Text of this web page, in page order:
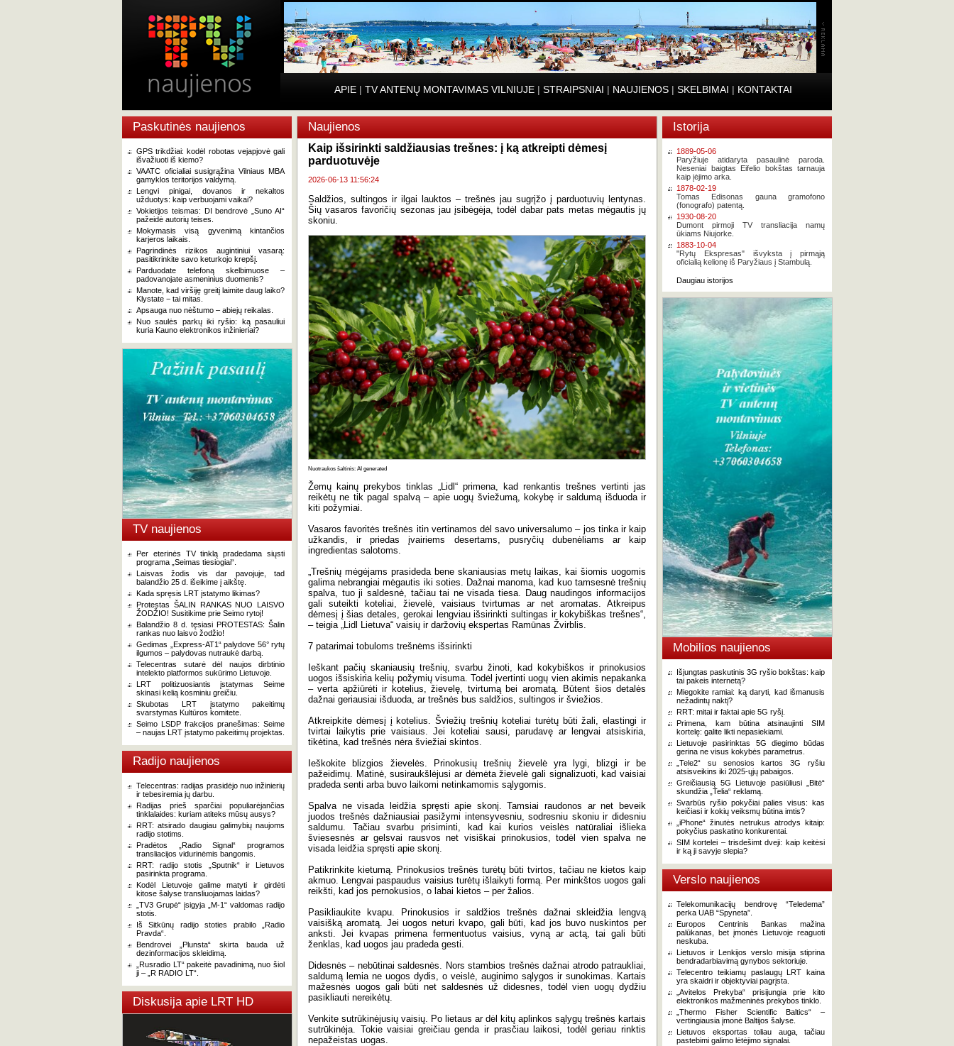
APIE | TV ANTENŲ MONTAVIMAS VILNIUJE | STRAIPSNIAI | NAUJIENOS | SKELBIMAI | KONTAKTAI
Paskutinės naujienos
GPS trikdžiai: kodėl robotas vejapjovė gali
išvažiuoti iš kiemo?
VAATC oficialiai susigrąžina Vilniaus MBA
gamyklos teritorijos valdymą.
Lengvi pinigai, dovanos ir nekaltos
užduotys: kaip verbuojami vaikai?
Vokietijos teismas: DI bendrovė „Suno AI“
pažeidė autorių teises.
Mokymasis visą gyvenimą kintančios
karjeros laikais.
Pagrindinės rizikos augintiniui vasarą:
pasitikrinkite savo keturkojo krepšį.
Parduodate telefoną skelbimuose –
padovanojate asmeninius duomenis?
Manote, kad viršiję greitį laimite daug laiko?
Klystate − tai mitas.
Apsauga nuo nėštumo – abiejų reikalas.
Nuo saulės parkų iki ryšio: ką pasauliui
kuria Kauno elektronikos inžinieriai?
TV naujienos
Per eterinės TV tinklą pradedama siųsti
programa „Seimas tiesiogiai“.
Laisvas žodis vis dar pavojuje, tad
balandžio 25 d. išeikime į aikštę.
Kada spręsis LRT įstatymo likimas?
Protestas ŠALIN RANKAS NUO LAISVO
ŽODŽIO! Susitikime prie Seimo rytoj!
Balandžio 8 d. tęsiasi PROTESTAS: Šalin
rankas nuo laisvo žodžio!
Gedimas „Express-AT1“ palydove 56° rytų
ilgumos – palydovas nutraukė darbą.
Telecentras sutarė dėl naujos dirbtinio
intelekto platformos sukūrimo Lietuvoje.
LRT politizuosiantis įstatymas Seime
skinasi kelią kosminiu greičiu.
Skubotas LRT įstatymo pakeitimų
svarstymas Kultūros komitete.
Seimo LSDP frakcijos pranešimas: Seime
– naujas LRT įstatymo pakeitimų projektas.
Radijo naujienos
Telecentras: radijas prasidėjo nuo inžinierių
ir tebesiremia jų darbu.
Radijas prieš sparčiai populiarėjančias
tinklalaides: kuriam atiteks mūsų ausys?
RRT: atsirado daugiau galimybių naujoms
radijo stotims.
Pradėtos „Radio Signal“ programos
transliacijos vidurinėmis bangomis.
RRT: radijo stotis „Sputnik“ ir Lietuvos
pasirinkta programa.
Kodėl Lietuvoje galime matyti ir girdėti
kitose šalyse transliuojamas laidas?
„TV3 Grupė“ įsigyja „M-1“ valdomas radijo
stotis.
Iš Sitkūnų radijo stoties prabilo „Radio
Pravda“.
Bendrovei „Plunsta“ skirta bauda už
dezinformacijos skleidimą.
„Rusradio LT“ pakeitė pavadinimą, nuo šiol
ji – „R RADIO LT“.
Diskusija apie LRT HD
Naujienos
Kaip išsirinkti saldžiausias trešnes: į ką atkreipti dėmesį
parduotuvėje
2026-06-13 11:56:24
Saldžios, sultingos ir ilgai lauktos – trešnės jau sugrįžo į parduotuvių lentynas.
Šių vasaros favoričių sezonas jau įsibėgėja, todėl dabar pats metas mėgautis jų
skoniu.
Nuotraukos šaltinis: AI generated
Žemų kainų prekybos tinklas „Lidl“ primena, kad renkantis trešnes vertinti jas
reikėtų ne tik pagal spalvą – apie uogų šviežumą, kokybę ir saldumą išduoda ir
kiti požymiai.
Vasaros favoritės trešnės itin vertinamos dėl savo universalumo – jos tinka ir kaip
užkandis, ir priedas įvairiems desertams, pusryčių dubenėliams ar kaip
ingredientas salotoms.
„Trešnių mėgėjams prasideda bene skaniausias metų laikas, kai šiomis uogomis
galima nebrangiai mėgautis iki soties. Dažnai manoma, kad kuo tamsesnė trešnių
spalva, tuo ji saldesnė, tačiau tai ne visada tiesa. Daug naudingos informacijos
gali suteikti koteliai, žievelė, vaisiaus tvirtumas ar net aromatas. Atkreipus
dėmesį į šias detales, gerokai lengviau išsirinkti sultingas ir kokybiškas trešnes“,
– teigia „Lidl Lietuva“ vaisių ir daržovių ekspertas Ramūnas Žvirblis.
7 patarimai tobuloms trešnėms išsirinkti
Ieškant pačių skaniausių trešnių, svarbu žinoti, kad kokybiškos ir prinokusios
uogos išsiskiria kelių požymių visuma. Todėl įvertinti uogų vien akimis nepakanka
– verta apžiūrėti ir kotelius, žievelę, tvirtumą bei aromatą. Būtent šios detalės
dažnai geriausiai išduoda, ar trešnės bus saldžios, sultingos ir šviežios.
Atkreipkite dėmesį į kotelius. Šviežių trešnių koteliai turėtų būti žali, elastingi ir
tvirtai laikytis prie vaisiaus. Jei koteliai sausi, parudavę ar lengvai atsiskiria,
tikėtina, kad trešnės nėra šviežiai skintos.
Ieškokite blizgios žievelės. Prinokusių trešnių žievelė yra lygi, blizgi ir be
pažeidimų. Matinė, susiraukšlėjusi ar dėmėta žievelė gali signalizuoti, kad vaisiai
pradeda senti arba buvo laikomi netinkamomis sąlygomis.
Spalva ne visada leidžia spręsti apie skonį. Tamsiai raudonos ar net beveik
juodos trešnės dažniausiai pasižymi intensyvesniu, sodresniu skoniu ir didesniu
saldumu. Tačiau svarbu prisiminti, kad kai kurios veislės natūraliai išlieka
šviesesnės ar gelsvai rausvos net visiškai prinokusios, todėl vien spalva ne
visada leidžia spręsti apie skonį.
Patikrinkite kietumą. Prinokusios trešnės turėtų būti tvirtos, tačiau ne kietos kaip
akmuo. Lengvai paspaudus vaisius turėtų išlaikyti formą. Per minkštos uogos gali
reikšti, kad jos pernokusios, o labai kietos – per žalios.
Pasikliaukite kvapu. Prinokusios ir saldžios trešnės dažnai skleidžia lengvą
vaisišką aromatą. Jei uogos neturi kvapo, gali būti, kad jos buvo nuskintos per
anksti. Jei kvapas primena fermentuotus vaisius, vyną ar actą, tai gali būti
ženklas, kad uogos jau pradeda gesti.
Didesnės – nebūtinai saldesnės. Nors stambios trešnės dažnai atrodo patraukliai,
saldumą lemia ne uogos dydis, o veislė, auginimo sąlygos ir sunokimas. Kartais
mažesnės uogos gali būti net saldesnės už didesnes, todėl vien uogų dydžiu
pasikliauti nereikėtų.
Venkite sutrūkinėjusių vaisių. Po lietaus ar dėl kitų aplinkos sąlygų trešnės kartais
sutrūkinėja. Tokie vaisiai greičiau genda ir prasčiau laikosi, todėl geriau rinktis
nepažeistas uogas.
Istorija
1889-05-06
Paryžiuje atidaryta pasaulinė paroda.
Neseniai baigtas Eifelio bokštas tarnauja
kaip įėjimo arka.
1878-02-19
Tomas Edisonas gauna gramofono
(fonografo) patentą.
1930-08-20
Dumont pirmoji TV transliacija namų
ūkiams Niujorke.
1883-10-04
"Rytų Ekspresas" išvyksta į pirmąją
oficialią kelionę iš Paryžiaus į Stambulą.
Daugiau istorijos
Mobilios naujienos
Išjungtas paskutinis 3G ryšio bokštas: kaip
tai pakeis internetą?
Miegokite ramiai: ką daryti, kad išmanusis
nežadintų naktį?
RRT: mitai ir faktai apie 5G ryšį.
Primena, kam būtina atsinaujinti SIM
kortelę: galite likti nepasiekiami.
Lietuvoje pasirinktas 5G diegimo būdas
gerina ne visus kokybės parametrus.
„Tele2“ su senosios kartos 3G ryšiu
atsisveikins iki 2025-ųjų pabaigos.
Greičiausią 5G Lietuvoje pasiūliusi „Bitė“
skundžia „Telia“ reklamą.
Svarbūs ryšio pokyčiai palies visus: kas
keičiasi ir kokių veiksmų būtina imtis?
„iPhone“ žinutės netrukus atrodys kitaip:
pokyčius paskatino konkurentai.
SIM kortelei – trisdešimt dveji: kaip keitėsi
ir ką ji savyje slepia?
Verslo naujienos
Telekomunikacijų bendrovę “Teledema”
perka UAB “Spyneta”.
Europos Centrinis Bankas mažina
palūkanas, bet įmonės Lietuvoje reaguoti
neskuba.
Lietuvos ir Lenkijos verslo misija stiprina
bendradarbiavimą gynybos sektoriuje.
Telecentro teikiamų paslaugų LRT kaina
yra skaidri ir objektyviai pagrįsta.
„Avitelos Prekyba“ prisijungia prie kito
elektronikos mažmeninės prekybos tinklo.
„Thermo Fisher Scientific Baltics“ –
vertingiausia įmonė Baltijos šalyse.
Lietuvos eksportas toliau auga, tačiau
pastebimi galimo lėtėjimo signalai.